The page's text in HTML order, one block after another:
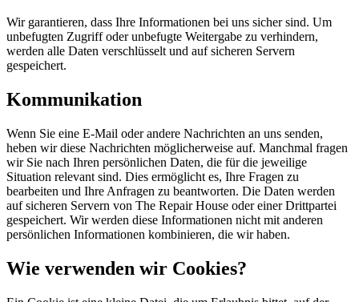
Wir garantieren, dass Ihre Informationen bei uns sicher sind. Um
unbefugten Zugriff oder unbefugte Weitergabe zu verhindern,
werden alle Daten verschlüsselt und auf sicheren Servern
gespeichert.
Kommunikation
Wenn Sie eine E-Mail oder andere Nachrichten an uns senden,
heben wir diese Nachrichten möglicherweise auf. Manchmal fragen
wir Sie nach Ihren persönlichen Daten, die für die jeweilige
Situation relevant sind. Dies ermöglicht es, Ihre Fragen zu
bearbeiten und Ihre Anfragen zu beantworten. Die Daten werden
auf sicheren Servern von The Repair House oder einer Drittpartei
gespeichert. Wir werden diese Informationen nicht mit anderen
persönlichen Informationen kombinieren, die wir haben.
Wie verwenden wir Cookies?